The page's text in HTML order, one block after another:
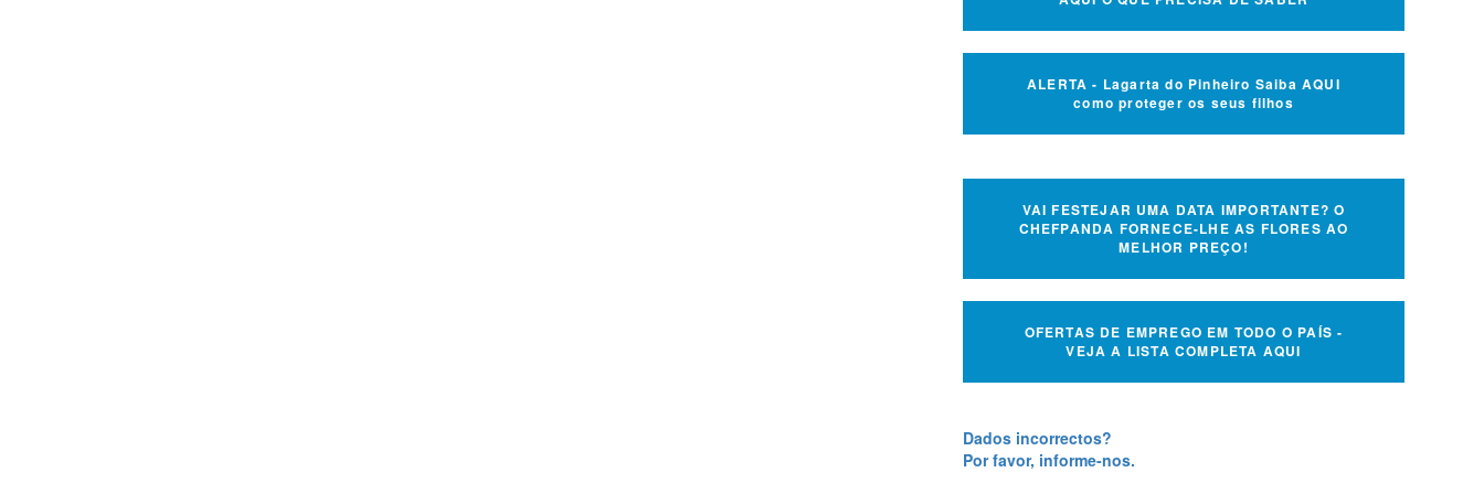
ALERTA - Lagarta do Pinheiro Saiba AQUI
como proteger os seus filhos
VAI FESTEJAR UMA DATA IMPORTANTE? O
CHEFPANDA FORNECE-LHE AS FLORES AO
MELHOR PREÇO!
OFERTAS DE EMPREGO EM TODO O PAÍS -
VEJA A LISTA COMPLETA AQUI
Dados incorrectos?
Por favor, informe-nos.